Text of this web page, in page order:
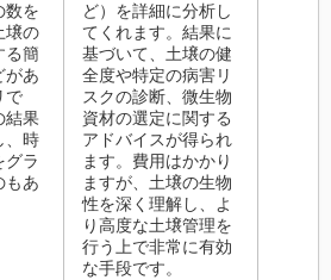
数を
壌の
る簡
があ
で
結果
、時
グラ
もあ
ど）を詳細に分析し
てくれます。結果に
基づいて、土壌の健
全度や特定の病害リ
スクの診断、微生物
資材の選定に関する
アドバイスが得られ
ます。費用はかかり
ますが、土壌の生物
性を深く理解し、よ
り高度な土壌管理を
行う上で非常に有効
な手段です。